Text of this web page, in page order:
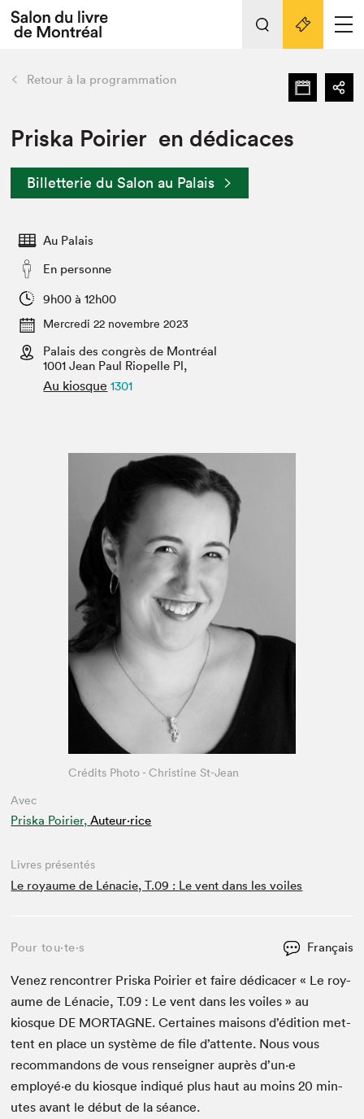
Espace exposant⋅e⋅s
Espace enseignant·e·s
Espace médias
L'événement
Préparer sa visite au Salon
Actualités
SLM PRO
retour Nos activités
Préparer sa visite
Salon dans la ville et en ligne
Projets partenaires
Liens pratiques
Retour à la programmation
Priska Poirier en dédicaces
Billetterie du Salon au Palais
Au Palais
En personne
9h00 à 12h00
Mercredi 22 novembre 2023
Palais des congrès de Montréal
1001 Jean Paul Riopelle Pl,
Au kiosque 1301
Avec
Priska Poirier, Auteur·rice
Crédits Photo - Christine St-Jean
Livres présentés
Le royaume de Lénacie, T.09 : Le vent dans les voiles
Pour tou⋅te⋅s Français
Venez ren­con­tr­er Priska Poiri­er et faire dédi­cac­er « Le roy­
aume de Léna­cie, T.09 : Le vent dans les voiles » au
kiosque DE MORTAGNE. Cer­taines maisons d’édi­tion met­
tent en place un sys­tème de file d’at­tente. Nous vous
recom­man­dons de vous ren­seign­er auprès d’un·e
employé·e du kiosque indiqué plus haut au moins20 min­
utes avant le début de la séance.